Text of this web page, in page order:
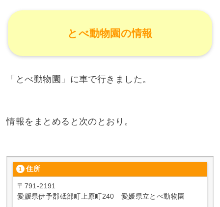
とべ動物園の情報
「とべ動物園」に車で行きました。
情報をまとめると次のとおり。
住所
〒791-2191
愛媛県伊予郡砥部町上原町240 愛媛県立とべ動物園